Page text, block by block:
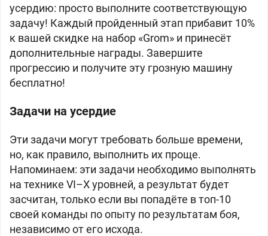
усердию: просто выполните соответствующую
задачу! Каждый пройденный этап прибавит 10%
к вашей скидке на набор «Grom» и принесёт
дополнительные награды. Завершите
прогрессию и получите эту грозную машину
бесплатно!
Задачи на усердие
Эти задачи могут требовать больше времени,
но, как правило, выполнить их проще.
Напоминаем: эти задачи необходимо выполнять
на технике VI–X уровней, а результат будет
засчитан, только если вы попадёте в топ-10
своей команды по опыту по результатам боя,
независимо от его исхода.